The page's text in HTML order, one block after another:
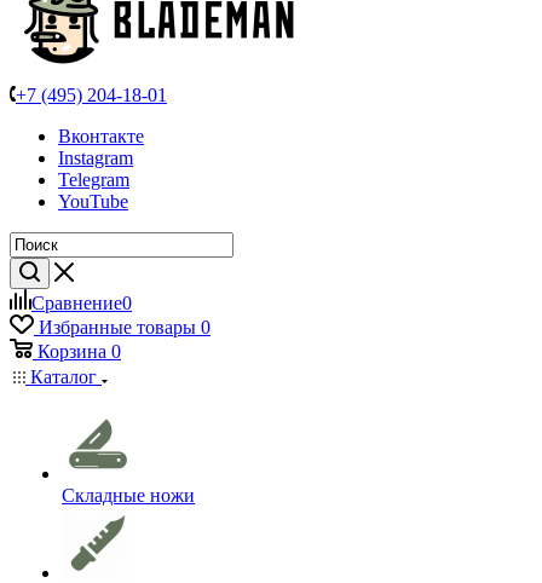
+7 (495) 204-18-01
Вконтакте
Instagram
Telegram
YouTube
Сравнение0
Избранные товары 0
Корзина 0
Каталог
Складные ножи